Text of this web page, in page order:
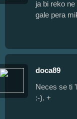
ja bi reko
gale pera
doca89
Neces se ti
:-). +